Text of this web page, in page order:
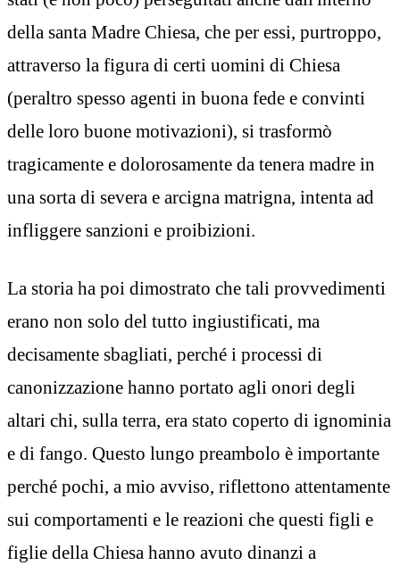
della santa Madre Chiesa, che per essi, purtroppo,
attraverso la figura di certi uomini di Chiesa
(peraltro spesso agenti in buona fede e convinti
delle loro buone motivazioni), si trasformò
tragicamente e dolorosamente da tenera madre in
una sorta di severa e arcigna matrigna, intenta ad
infliggere sanzioni e proibizioni.
La storia ha poi dimostrato che tali provvedimenti
erano non solo del tutto ingiustificati, ma
decisamente sbagliati, perché i processi di
canonizzazione hanno portato agli onori degli
altari chi, sulla terra, era stato coperto di ignominia
e di fango. Questo lungo preambolo è importante
perché pochi, a mio avviso, riflettono attentamente
sui comportamenti e le reazioni che questi figli e
figlie della Chiesa hanno avuto dinanzi a